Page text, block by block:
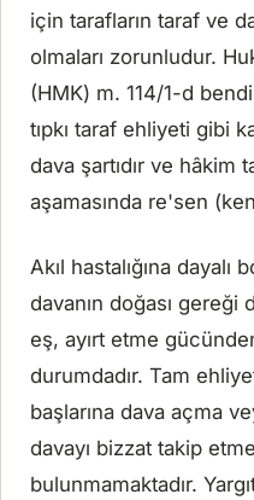
için tarafların taraf ve
olmaları zorunludur.
(HMK) m. 114/1-d
tıpkı taraf ehliyeti gibi
dava şartıdır ve hâkim
aşamasında re'sen
Akıl hastalığına dayalı
davanın doğası gereği
eş, ayırt etme
durumdadır. Tam
başlarına dava açma
davayı bizzat takip
bulunmamaktadır.